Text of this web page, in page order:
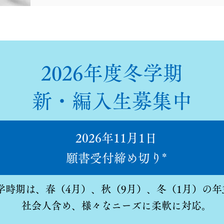
2026年度冬学期
新・編入生募集中
2026年11月1日
​願書受付締め切り*
時期は、春（4月）、秋（9月）、冬（1月）の年
社会人含め、​様々なニーズに柔軟に対応。